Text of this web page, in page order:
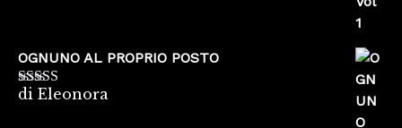
OGNUNO AL PROPRIO POSTO
Valutato5su
di Eleonora